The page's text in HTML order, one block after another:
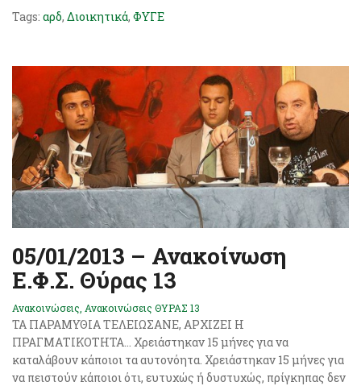
Tags: αρδ, Διοικητικά, ΦΥΓΕ
05/01/2013 – Ανακοίνωση
Ε.Φ.Σ. Θύρας 13
Ανακοινώσεις Ανακοινώσεις ΘΥΡΑΣ 13
ΤΑ ΠΑΡΑΜΥΘΙΑ ΤΕΛΕΙΩΣΑΝΕ, ΑΡΧΙΖΕΙ Η
ΠΡΑΓΜΑΤΙΚΟΤΗΤΑ… Χρειάστηκαν 15 μήνες για να
καταλάβουν κάποιοι τα αυτονόητα. Χρειάστηκαν 15 μήνες για
να πειστούν κάποιοι ότι, ευτυχώς ή δυστυχώς, πρίγκηπας δεν